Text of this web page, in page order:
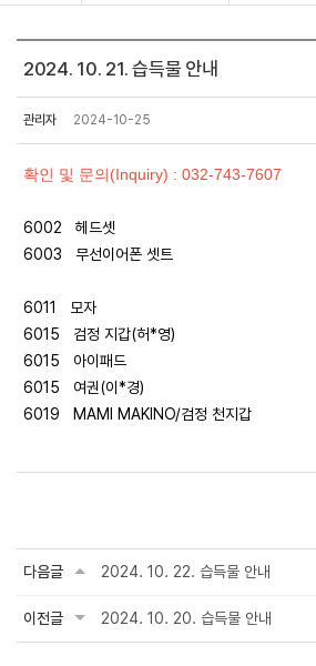
2024. 10. 21. 습득물 안내
관리자 2024-10-25
확인 및 문의(Inquiry) : 032-743-7607
6002 헤드셋
6003 무선이어폰 셋트
6011 모자
6015 검정 지갑(허*영)
6015 아이패드
6015 여권(이*경)
6019 MAMI MAKINO/검정 천지갑
다음글 2024. 10. 22. 습득물 안내
이전글 2024. 10. 20. 습득물 안내